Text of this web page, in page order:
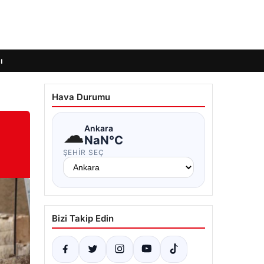
Hava Durumu
☁Ankara
NaN°C
ŞEHIR SEÇ
Bizi Takip Edin